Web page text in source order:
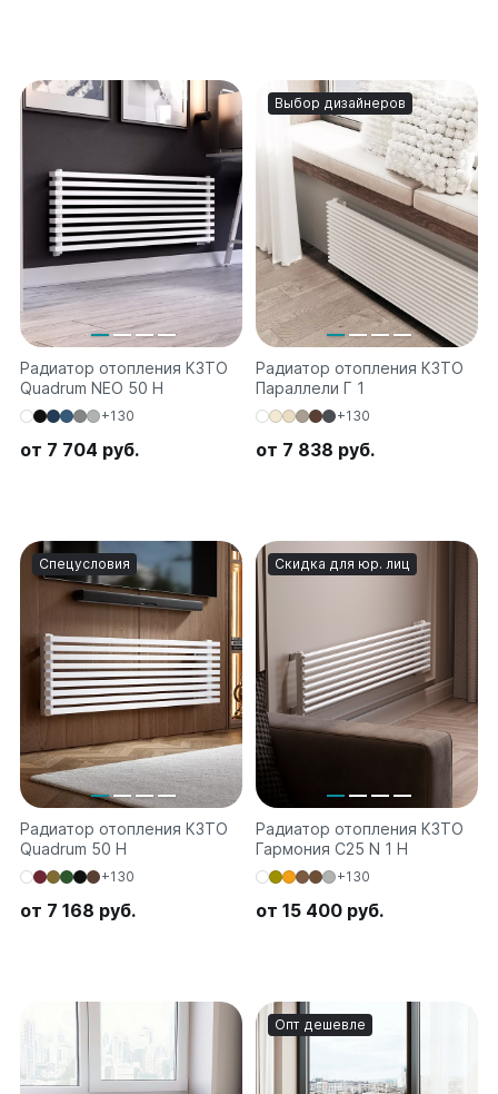
Радиатор отопления КЗТО
Quadrum NEO 50 H
+130
от 7 704 руб.
Выбор дизайнеров
Радиатор отопления КЗТО
Параллели Г 1
+130
от 7 838 руб.
Спецусловия
Радиатор отопления КЗТО
Quadrum 50 H
+130
от 7 168 руб.
Скидка для юр. лиц
Радиатор отопления КЗТО
Гармония C25 N 1 H
+130
от 15 400 руб.
Опт дешевле